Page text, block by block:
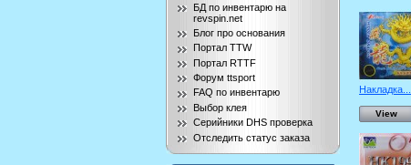
БД по инвентарю на
revspin.net
Блог про основания
Портал TTW
Портал RTTF
Форум ttsport
FAQ по инвентарю
Выбор клея
Серийники DHS проверка
Отследить статус заказа
Накладка...
View